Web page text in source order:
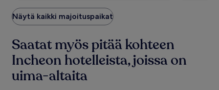
Näytä kaikki majoituspaikat
Saatat myös pitää kohteen
Incheon hotelleista, joissa on
uima-altaita